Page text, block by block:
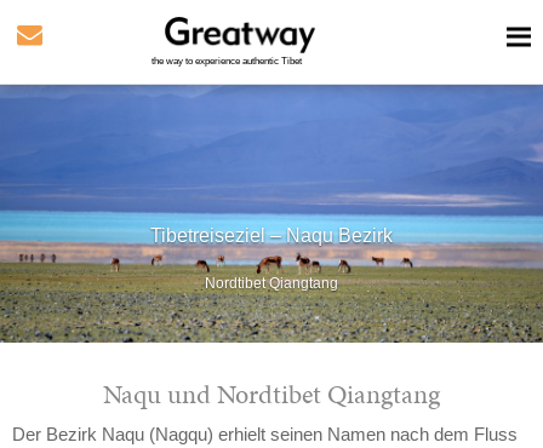
the way to experience authentic Tibet
Tibetreiseziel – Naqu Bezirk
Nordtibet Qiangtang
Naqu und Nordtibet Qiangtang
Der Bezirk Naqu (Nagqu) erhielt seinen Namen nach dem Fluss